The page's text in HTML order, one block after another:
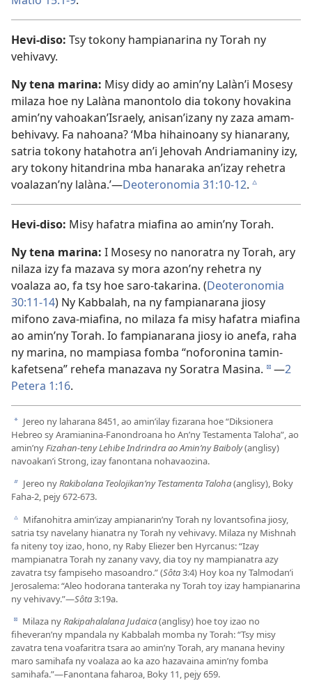
Hevi-diso: Tsy tokony hampianarina ny Torah ny
vehivavy.
Ny tena marina: Misy didy ao amin’ny Lalàn’i Mosesy
milaza hoe ny Lalàna manontolo dia tokony hovakina
amin’ny vahoakan’Israely, anisan’izany ny zaza amam-
behivavy. Fa nahoana? ‘Mba hihainoany sy hianarany,
satria tokony hatahotra an’i Jehovah Andriamaniny izy,
ary tokony hitandrina mba hanaraka an’izay rehetra
voalazan’ny lalàna.’—Deoteronomia 31:10-12. c
Hevi-diso: Misy hafatra miafina ao amin’ny Torah.
Ny tena marina: I Mosesy no nanoratra ny Torah, ary
nilaza izy fa mazava sy mora azon’ny rehetra ny
voalaza ao, fa tsy hoe saro-takarina. (Deoteronomia
30:11-14) Ny Kabbalah, na ny fampianarana jiosy
mifono zava-miafina, no milaza fa misy hafatra miafina
ao amin’ny Torah. Io fampianarana jiosy io anefa, raha
ny marina, no mampiasa fomba “noforonina tamin-
kafetsena” rehefa manazava ny Soratra Masina. d—2
Petera 1:16.
a Jereo ny laharana 8451, ao amin’ilay fizarana hoe “Diksionera
Hebreo sy Aramianina-Fanondroana ho An’ny Testamenta Taloha”, ao
amin’nyFizahan-teny Lehibe Indrindra ao Amin’ny Baiboly(anglisy)
navoakan’i Strong, izay fanontana nohavaozina.
b Jereo nyRakibolana Teolojikan’ny Testamenta Taloha(anglisy), Boky
Faha-2, pejy 672-673.
c Mifanohitra amin’izay ampianarin’ny Torah ny lovantsofina jiosy,
satria tsy navelany hianatra ny Torah ny vehivavy. Milaza ny Mishnah
fa niteny toy izao, hono, ny Raby Eliezer ben Hyrcanus: “Izay
mampianatra Torah ny zanany vavy, dia toy ny mampianatra azy
zavatra tsy fampiseho masoandro.” (Sôta3:4) Hoy koa ny Talmodan’i
Jerosalema: “Aleo hodorana tanteraka ny Torah toy izay hampianarina
ny vehivavy.”—Sôta3:19a.
d Milaza nyRakipahalalana Judaica(anglisy) hoe toy izao no
fiheveran’ny mpandala ny Kabbalah momba ny Torah: “Tsy misy
zavatra tena voafaritra tsara ao amin’ny Torah, ary manana heviny
maro samihafa ny voalaza ao ka azo hazavaina amin’ny fomba
samihafa.”—Fanontana faharoa, Boky 11, pejy 659.